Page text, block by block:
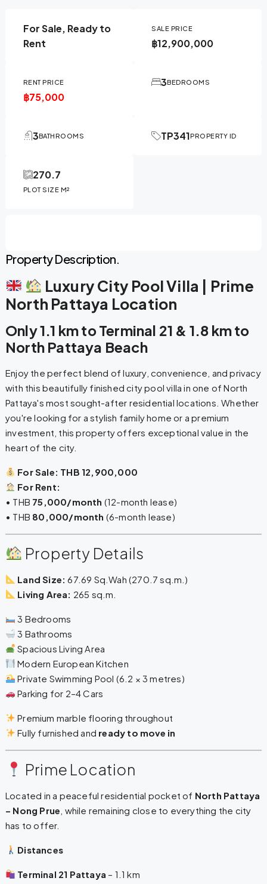
For Sale, Ready to
Rent
SALE PRICE
฿12,900,000
RENT PRICE
฿75,000
BEDROOMS
3
BATHROOMS
3 PROPERTY ID
TP341
PLOT SIZE M²
270.7
Property Description.
Luxury City Pool Villa | Prime
North Pattaya Location
Only 1.1 km to Terminal 21 & 1.8 km to
North Pattaya Beach
Enjoy the perfect blend of luxury, convenience, and privacy
with this beautifully finished city pool villa in one of North
Pattaya's most sought-after residential locations. Whether
you're looking for a stylish family home or a premium
investment, this property offers exceptional value in the
heart of the city.
For Sale: THB 12,900,000
For Rent:
• THB 75,000/month (12-month lease)
• THB 80,000/month (6-month lease)
Property Details
Land Size: 67.69 Sq.Wah (270.7 sq.m.)
Living Area: 265 sq.m.
3 Bedrooms
3 Bathrooms
Spacious Living Area
Modern European Kitchen
Private Swimming Pool (6.2 × 3 metres)
Parking for 2–4 Cars
Premium marble flooring throughout
Fully furnished and ready to move in
Prime Location
Located in a peaceful residential pocket of North Pattaya
– Nong Prue , while remaining close to everything the city
has to offer.
Distances
Terminal 21 Pattaya – 1.1 km